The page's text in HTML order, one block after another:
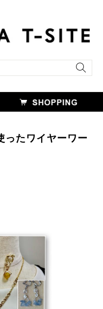
ったワイヤーワー